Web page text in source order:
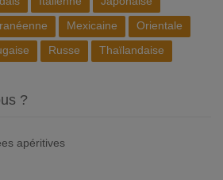
Mexicaine
Orientale
Russe Thaïlandaise
?
apéritives